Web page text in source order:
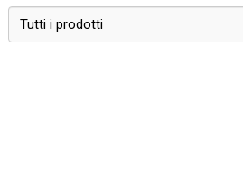
Tutti i prodotti